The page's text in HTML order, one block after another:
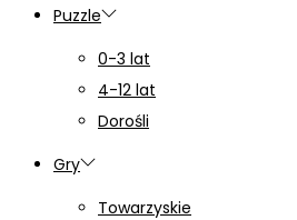
Puzzle
0-3 lat
4-12 lat
Dorośli
Gry
Towarzyskie